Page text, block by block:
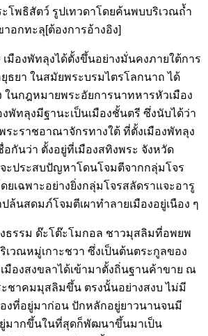
โพธิสัตว์ รูปเทวดาโดยค้นพบบริเวณถ้ำ
อกทะลุ[ต้องการอ้างอิง]
มืองพัทลุงได้ตั้งขึ้นอย่างมั่นคงภายใต้การ
ธยา ในสมัยพระบรมไตรโลกนาถ ได้
ในกฎหมายพระอัยการนาทหารหัวเมือง
งพัทลุงมีฐานะเป็นเมืองชั้นตรี ซึ่งนับได้ว่า
ระราชอาณาจักรทางใต้ ที่ตั้งเมืองพัทลุง
อกันว่า ตั้งอยู่ที่เมืองสทิงพระ จังหวัด
ะประสบปัญหาโดนโจมตีจากกลุ่มโจร
ยเฉพาะอย่างยิ่งกลุ่มโจรสลัดราแจะอารู
ล้นสดมภ์โจมตีเผาทำลายเมืองอยู่เนือง ๆ
ธรรม ด๊ะโต๊ะโมกอล ชาวมุสลิมที่อพยพ
เวณหมู่เกาะชวา ซึ่งเป็นต้นตระกูลของ
มืองสงขลาได้เข้ามาตั้งถิ่นฐานค้าขาย ณ
ะชาคมมุสลิมขึ้น ตรงนั้นอย่างสงบ ไม่มี
งที่อยู่มาก่อน ปักหลักอยู่ยาวนานจนมี
มากขึ้นในที่สุดก็พัฒนาขึ้นมาเป็น